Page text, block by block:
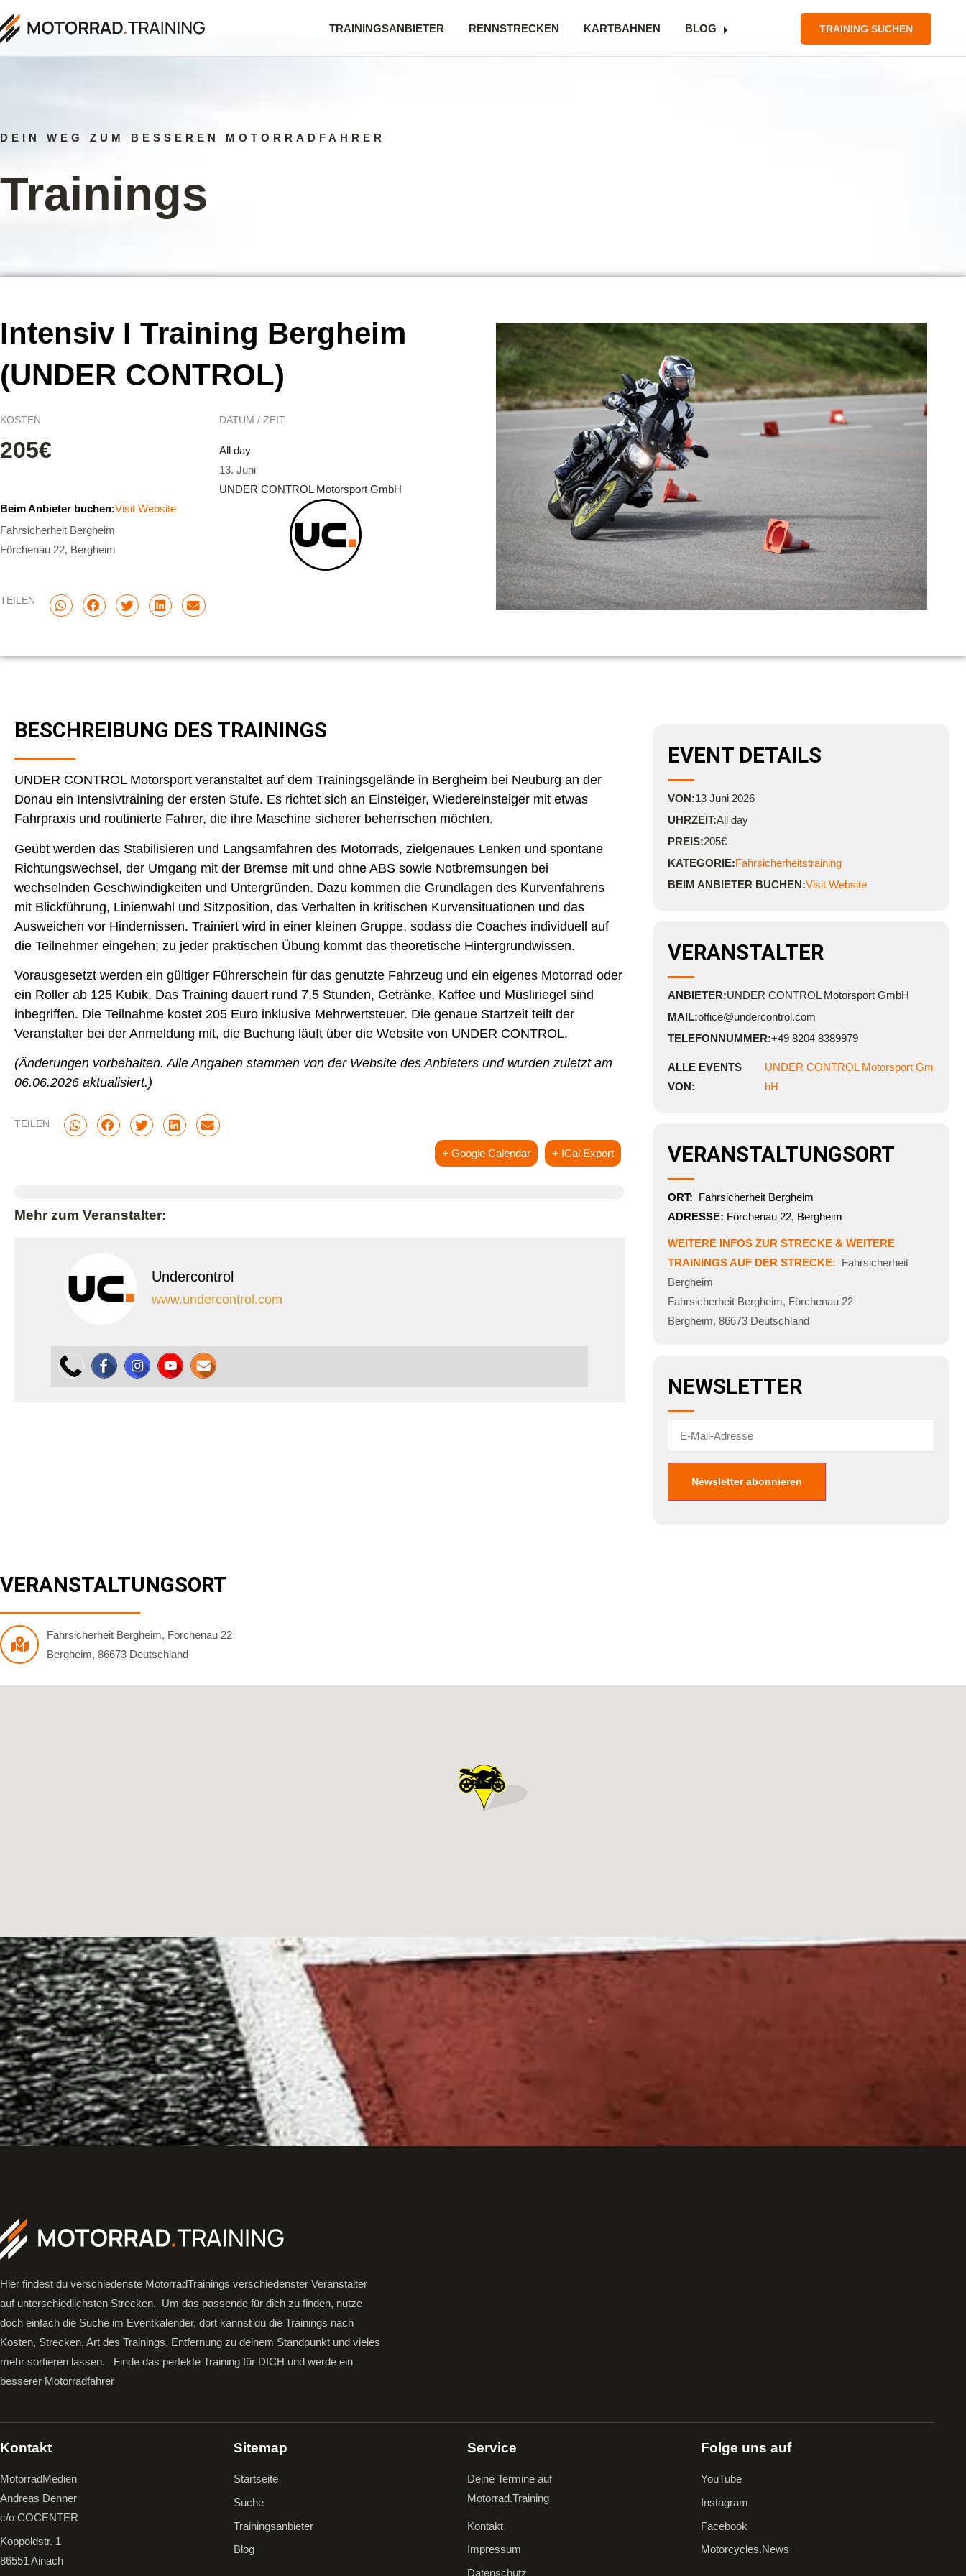
TRAININGSANBIETER RENNSTRECKEN KARTBAHNEN BLOG TRAINING SUCHEN
DEIN WEG ZUM BESSEREN MOTORRADFAHRER
Trainings
Intensiv I Training Bergheim
(UNDER CONTROL)
KOSTEN
205€
DATUM / ZEIT
All day
13. Juni
UNDER CONTROL Motorsport GmbH
Beim Anbieter buchen:Visit Website
Fahrsicherheit Bergheim
Förchenau 22, Bergheim
TEILEN
BESCHREIBUNG DES TRAININGS
UNDER CONTROL Motorsport veranstaltet auf dem Trainingsgelände in Bergheim bei Neuburg an der
Donau ein Intensivtraining der ersten Stufe. Es richtet sich an Einsteiger, Wiedereinsteiger mit etwas
Fahrpraxis und routinierte Fahrer, die ihre Maschine sicherer beherrschen möchten.
Geübt werden das Stabilisieren und Langsamfahren des Motorrads, zielgenaues Lenken und spontane
Richtungswechsel, der Umgang mit der Bremse mit und ohne ABS sowie Notbremsungen bei
wechselnden Geschwindigkeiten und Untergründen. Dazu kommen die Grundlagen des Kurvenfahrens
mit Blickführung, Linienwahl und Sitzposition, das Verhalten in kritischen Kurvensituationen und das
Ausweichen vor Hindernissen. Trainiert wird in einer kleinen Gruppe, sodass die Coaches individuell auf
die Teilnehmer eingehen; zu jeder praktischen Übung kommt das theoretische Hintergrundwissen.
Vorausgesetzt werden ein gültiger Führerschein für das genutzte Fahrzeug und ein eigenes Motorrad oder
ein Roller ab 125 Kubik. Das Training dauert rund 7,5 Stunden, Getränke, Kaffee und Müsliriegel sind
inbegriffen. Die Teilnahme kostet 205 Euro inklusive Mehrwertsteuer. Die genaue Startzeit teilt der
Veranstalter bei der Anmeldung mit, die Buchung läuft über die Website von UNDER CONTROL.
(Änderungen vorbehalten. Alle Angaben stammen von der Website des Anbieters und wurden zuletzt am
06.06.2026 aktualisiert.)
TEILEN
+ Google Calendar + ICal Export
Mehr zum Veranstalter:
Undercontrol
www.undercontrol.com
EVENT DETAILS
VON:13 Juni 2026
UHRZEIT:All day
PREIS:205€
KATEGORIE:Fahrsicherheitstraining
BEIM ANBIETER BUCHEN:Visit Website
VERANSTALTER
ANBIETER:UNDER CONTROL Motorsport GmbH
MAIL:office@undercontrol.com
TELEFONNUMMER:+49 8204 8389979
ALLE EVENTS
VON:
UNDER CONTROL Motorsport Gm
bH
VERANSTALTUNGSORT
ORT: Fahrsicherheit Bergheim
ADRESSE: Förchenau 22, Bergheim
WEITERE INFOS ZUR STRECKE & WEITERE
TRAININGS AUF DER STRECKE: Fahrsicherheit
Bergheim
Fahrsicherheit Bergheim, Förchenau 22
Bergheim, 86673 Deutschland
NEWSLETTER
VERANSTALTUNGSORT
Fahrsicherheit Bergheim, Förchenau 22
Bergheim, 86673 Deutschland
Hier findest du verschiedenste MotorradTrainings verschiedenster Veranstalter
auf unterschiedlichsten Strecken. Um das passende für dich zu finden, nutze
doch einfach die Suche im Eventkalender, dort kannst du die Trainings nach
Kosten, Strecken, Art des Trainings, Entfernung zu deinem Standpunkt und vieles
mehr sortieren lassen. Finde das perfekte Training für DICH und werde ein
besserer Motorradfahrer
Kontakt
MotorradMedien
Andreas Denner
c/o COCENTER
Koppoldstr. 1
86551 Ainach
Sitemap
Startseite
Suche
Trainingsanbieter
Blog
Service
Deine Termine auf
Motorrad.Training
Kontakt
Impressum
Datenschutz
Folge uns auf
YouTube
Instagram
Facebook
Motorcycles.News